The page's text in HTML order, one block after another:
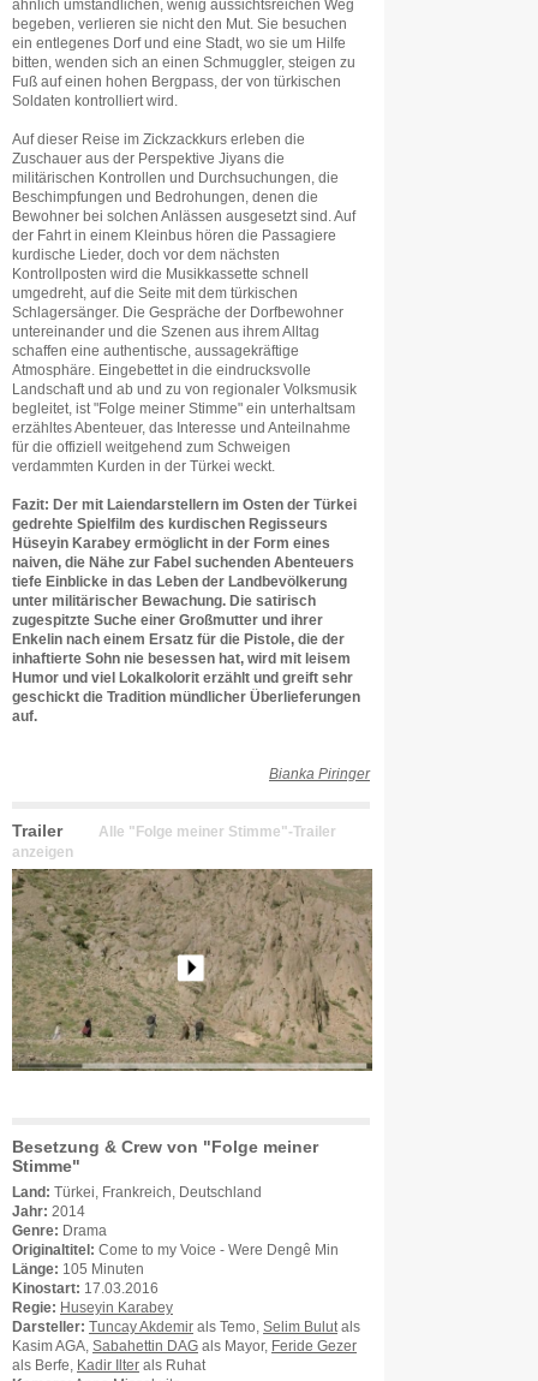
ähnlich umständlichen, wenig aussichtsreichen Weg
begeben, verlieren sie nicht den Mut. Sie besuchen
ein entlegenes Dorf und eine Stadt, wo sie um Hilfe
bitten, wenden sich an einen Schmuggler, steigen zu
Fuß auf einen hohen Bergpass, der von türkischen
Soldaten kontrolliert wird.
Auf dieser Reise im Zickzackkurs erleben die
Zuschauer aus der Perspektive Jiyans die
militärischen Kontrollen und Durchsuchungen, die
Beschimpfungen und Bedrohungen, denen die
Bewohner bei solchen Anlässen ausgesetzt sind. Auf
der Fahrt in einem Kleinbus hören die Passagiere
kurdische Lieder, doch vor dem nächsten
Kontrollposten wird die Musikkassette schnell
umgedreht, auf die Seite mit dem türkischen
Schlagersänger. Die Gespräche der Dorfbewohner
untereinander und die Szenen aus ihrem Alltag
schaffen eine authentische, aussagekräftige
Atmosphäre. Eingebettet in die eindrucksvolle
Landschaft und ab und zu von regionaler Volksmusik
begleitet, ist "Folge meiner Stimme" ein unterhaltsam
erzähltes Abenteuer, das Interesse und Anteilnahme
für die offiziell weitgehend zum Schweigen
verdammten Kurden in der Türkei weckt.
Fazit: Der mit Laiendarstellern im Osten der Türkei
gedrehte Spielfilm des kurdischen Regisseurs
Hüseyin Karabey ermöglicht in der Form eines
naiven, die Nähe zur Fabel suchenden Abenteuers
tiefe Einblicke in das Leben der Landbevölkerung
unter militärischer Bewachung. Die satirisch
zugespitzte Suche einer Großmutter und ihrer
Enkelin nach einem Ersatz für die Pistole, die der
inhaftierte Sohn nie besessen hat, wird mit leisem
Humor und viel Lokalkolorit erzählt und greift sehr
geschickt die Tradition mündlicher Überlieferungen
auf.
Bianka Piringer
Trailer
Alle "Folge meiner Stimme"-Trailer
anzeigen
Besetzung & Crew von "Folge meiner
Stimme"
Land: Türkei, Frankreich, Deutschland
Jahr: 2014
Genre: Drama
Originaltitel: Come to my Voice - Were Dengê Min
Länge: 105 Minuten
Kinostart: 17.03.2016
Regie: Huseyin Karabey
Darsteller: Tuncay Akdemir als Temo, Selim Bulut als
Kasim AGA, Sabahettin DAG als Mayor, Feride Gezer
als Berfe,
Kadir Ilter als Ruhat